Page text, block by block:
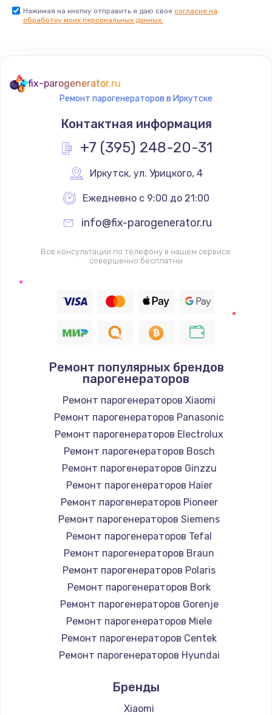
Комплексная чистка
Замена дисплея (экрана)
Заказать
Заказать
Заправка фреоном
2150 руб.
Замена термодатчика
1360 руб.
Заказать
Восстановление после попадания влаги
Заказать
900 руб.
Заказать
Ремонт микросхемы Wi-Fi
1100 руб.
Заказать
Настройка Wi-Fi
745 руб.
Заказать
Замена вебкамеры
Заказать
Нажимая на кнопку отправить я даю свое согласие на
обработку моих персональных данных.
fix-parogenerator.ru
Ремонт парогенераторов в Иркутске
Контактная информация
+7 (395) 248-20-31
Иркутск, ул. Урицкого, 4
Ежедневно с 9:00 до 21:00
info@fix-parogenerator.ru
Все консультации по телефону в нашем сервисе
совершенно бесплатны
Ремонт популярных брендов
парогенераторов
Ремонт парогенераторов Xiaomi
Ремонт парогенераторов Panasonic
Ремонт парогенераторов Electrolux
Ремонт парогенераторов Bosch
Ремонт парогенераторов Ginzzu
Ремонт парогенераторов Haier
Ремонт парогенераторов Pioneer
Ремонт парогенераторов Siemens
Ремонт парогенераторов Tefal
Ремонт парогенераторов Braun
Ремонт парогенераторов Polaris
Ремонт парогенераторов Bork
Ремонт парогенераторов Gorenje
Ремонт парогенераторов Miele
Ремонт парогенераторов Centek
Ремонт парогенераторов Hyundai
Ремонт парогенераторов DELTA
Ремонт парогенераторов Silter
Бренды
Xiaomi